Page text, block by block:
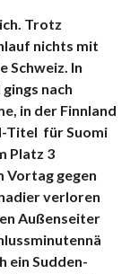
Trotz
nichts mit
Schweiz. In
nach
in der Finnland
Titel für Suomi
Platz 3
Vortag gegen
verloren
Außenseiter
ein Sudden-